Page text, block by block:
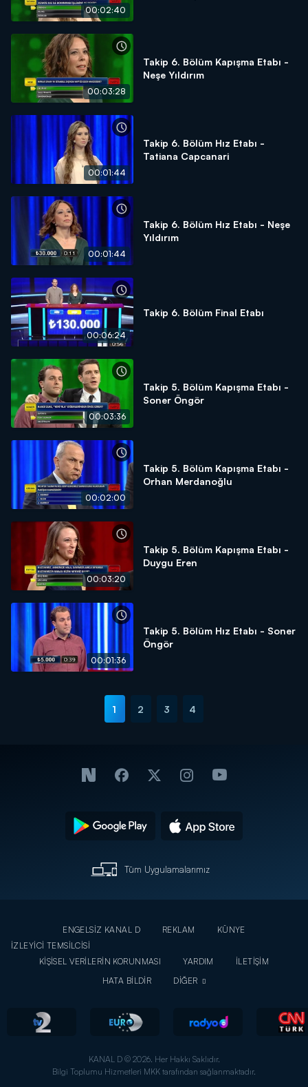
00:02:40
00:03:28
Takip 6. Bölüm Kapışma Etabı -
Neşe Yıldırım
00:01:44
Takip 6. Bölüm Hız Etabı -
Tatiana Capcanari
00:01:44
Takip 6. Bölüm Hız Etabı - Neşe
Yıldırım
00:06:24
Takip 6. Bölüm Final Etabı
00:03:36
Takip 5. Bölüm Kapışma Etabı -
Soner Öngör
00:02:00
Takip 5. Bölüm Kapışma Etabı -
Orhan Merdanoğlu
00:03:20
Takip 5. Bölüm Kapışma Etabı -
Duygu Eren
00:01:36
Takip 5. Bölüm Hız Etabı - Soner
Öngör
1 2 3 4
Tüm Uygulamalarımız
ENGELSİZ KANAL D REKLAM
KÜNYE
İZLEYİCİ TEMSİLCİSİ
KİŞİSEL VERİLERİN KORUNMASI
YARDIM
İLETİŞİM
HATA BİLDİR
DİĞER
KANAL D © 2026. Her Hakkı Saklıdır.
Bilgi Toplumu Hizmetleri MKK tarafından sağlanmaktadır.